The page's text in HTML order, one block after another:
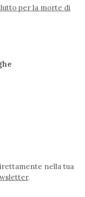
lutto per la morte di
nella tua
.